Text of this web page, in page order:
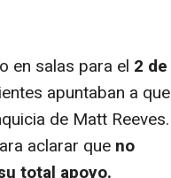
en salas para el 2 de
apuntaban a que
de Matt Reeves.
aclarar que no
total apoyo.